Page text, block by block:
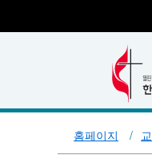
홈페이지